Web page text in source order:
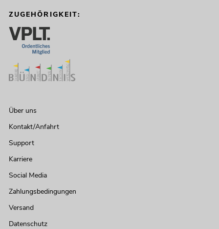
ZUGEHÖRIGKEIT:
Über uns
Kontakt/Anfahrt
Support
Karriere
Social Media
Zahlungsbedingungen
Versand
Datenschutz